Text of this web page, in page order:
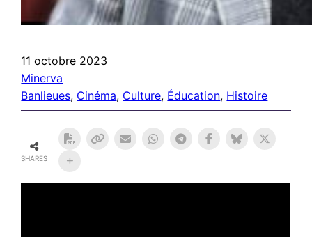
11 octobre 2023
Minerva
Banlieues, Cinéma, Culture, Éducation, Histoire
SHARES